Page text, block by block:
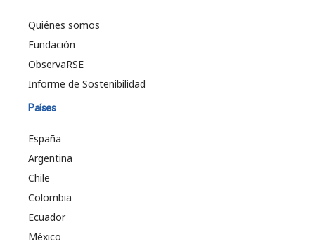
Quiénes somos
Fundación
ObservaRSE
Informe de Sostenibilidad
Países
España
Argentina
Chile
Colombia
Ecuador
México